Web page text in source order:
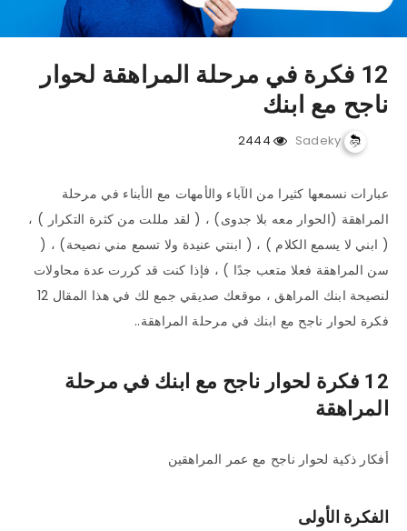
12 فكرة في مرحلة المراهقة لحوار
ناجح مع ابنك
Sadeky
2444
عبارات نسمعها كثيرا من الآباء والأمهات مع الأبناء في مرحلة
المراهقة (الحوار معه بلا جدوى) ، ( لقد مللت من كثرة التكرار ) ،
( ابني لا يسمع الكلام ) ، ( ابنتي عنيدة ولا تسمع مني نصيحة) ، (
سن المراهقة فعلا متعب جدًا ) ، فإذا كنت قد كررت عدة محاولات
لنصيحة ابنك المراهق ، موقعك صديقي جمع لك في هذا المقال 12
فكرة لحوار ناجح مع ابنك في مرحلة المراهقة..
12 فكرة لحوار ناجح مع ابنك في مرحلة
المراهقة
أفكار ذكية لحوار ناجح مع عمر المراهقين
الفكرة الأولى